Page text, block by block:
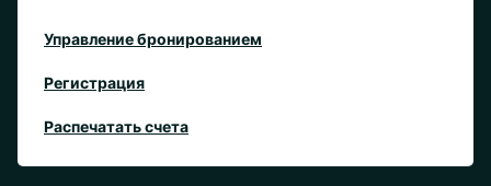
Управление бронированием
Регистрация
Распечатать счета